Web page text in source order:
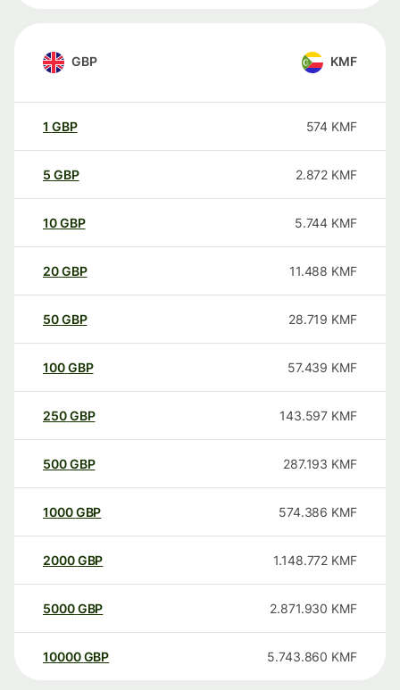
GBP KMF
1 GBP 574 KMF
5 GBP 2.872 KMF
10GBP 5.744 KMF
20GBP 11.488 KMF
50GBP 28.719 KMF
100GBP 57.439 KMF
250GBP 143.597 KMF
500GBP 287.193 KMF
1000GBP 574.386 KMF
2000GBP 1.148.772 KMF
5000GBP 2.871.930 KMF
10000 GBP 5.743.860 KMF